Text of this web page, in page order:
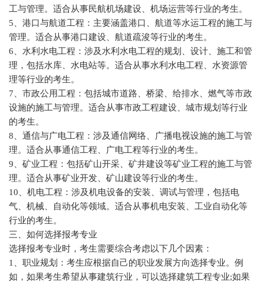
工与管理。适合从事民航机场建设、机场运营等行业的考生。
5、港口与航道工程：主要涵盖港口、航道等水运工程的施工与
管理。适合从事港口建设、航道疏浚等行业的考生。
6、水利水电工程：涉及水利水电工程的规划、设计、施工和管
理，包括水库、水电站等。适合从事水利水电工程、水资源管
理等行业的考生。
7、市政公用工程：包括城市道路、桥梁、给排水、燃气等市政
设施的施工与管理。适合从事市政工程建设、城市规划等行业
的考生。
8、通信与广电工程：涉及通信网络、广播电视设施的施工与管
理。适合从事通信工程、广电工程等行业的考生。
9、矿业工程：包括矿山开采、矿井建设等矿业工程的施工与管
理。适合从事矿业开发、矿山建设等行业的考生。
10、机电工程：涉及机电设备的安装、调试与管理，包括电
气、机械、自动化等领域。适合从事机电安装、工业自动化等
行业的考生。
三、如何选择报考专业
选择报考专业时，考生需要综合考虑以下几个因素：
1、职业规划：考生应根据自己的职业发展方向选择专业。例
如，如果考生希望从事建筑行业，可以选择建筑工程专业;如果